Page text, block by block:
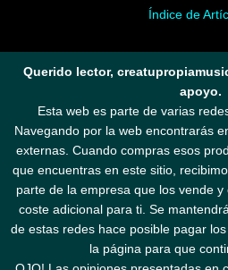
Índice de
Querido lector,
apoyo.
Esta web es parte de varias
Navegando por la web encontrarás
externas. Cuando compras esos
que encuentras en este sitio,
parte de la empresa que los vende
coste adicional para ti. Se
de estas redes hace posible pagar
la página para que